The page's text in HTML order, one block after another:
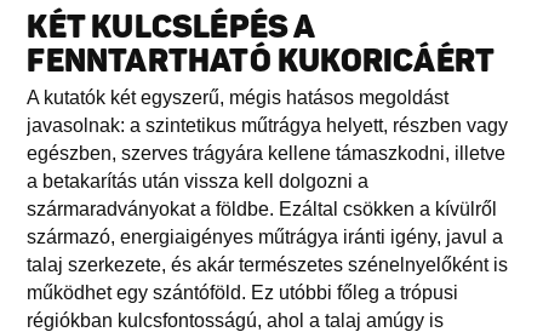
KÉT KULCSLÉPÉS A
FENNTARTHATÓ KUKORICÁÉRT
A kutatók két egyszerű, mégis hatásos megoldást
javasolnak: a szintetikus műtrágya helyett, részben vagy
egészben, szerves trágyára kellene támaszkodni, illetve
a betakarítás után vissza kell dolgozni a
szármaradványokat a földbe. Ezáltal csökken a kívülről
származó, energiaigényes műtrágya iránti igény, javul a
talaj szerkezete, és akár természetes szénelnyelőként is
működhet egy szántóföld. Ez utóbbi főleg a trópusi
régiókban kulcsfontosságú, ahol a talaj amúgy is